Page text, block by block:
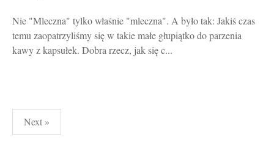
Nie "Mleczna" tylko właśnie "mleczna". A było tak: Jakiś czas
temu zaopatrzyliśmy się w takie małe głupiątko do parzenia
kawy z kapsułek. Dobra rzecz, jak się c...
Stronicowanie
wpisów
Next »